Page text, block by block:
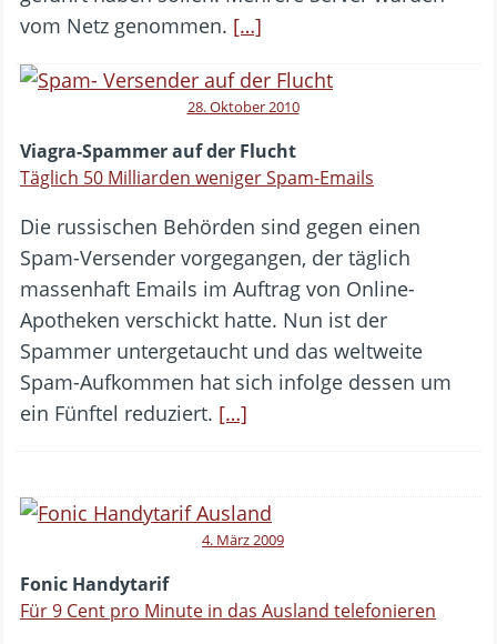
vom Netz genommen. […]
28. Oktober 2010
Viagra-Spammer auf der Flucht
Täglich 50 Milliarden weniger Spam-Emails
Die russischen Behörden sind gegen einen
Spam-Versender vorgegangen, der täglich
massenhaft Emails im Auftrag von Online-
Apotheken verschickt hatte. Nun ist der
Spammer untergetaucht und das weltweite
Spam-Aufkommen hat sich infolge dessen um
ein Fünftel reduziert. […]
4. März 2009
Fonic Handytarif
Für 9 Cent pro Minute in das Ausland telefonieren